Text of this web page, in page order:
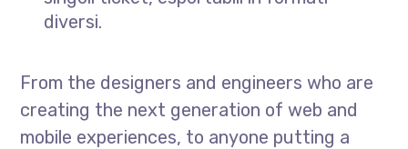
diversi.
From the designers and engineers who are
creating the next generation of web and
mobile experiences, to anyone putting a